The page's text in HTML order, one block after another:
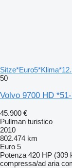
50
Volvo 9700 HD
45.900 €
Pullman turistico
2010
802.474 km
Euro 5
Potenza 420 HP (309
compressa/ad aria